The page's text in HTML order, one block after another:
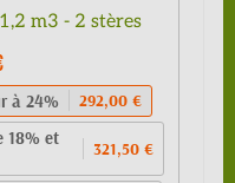
m3 - 2 stères
à 24% 292,00 €
18% et
321,50 €